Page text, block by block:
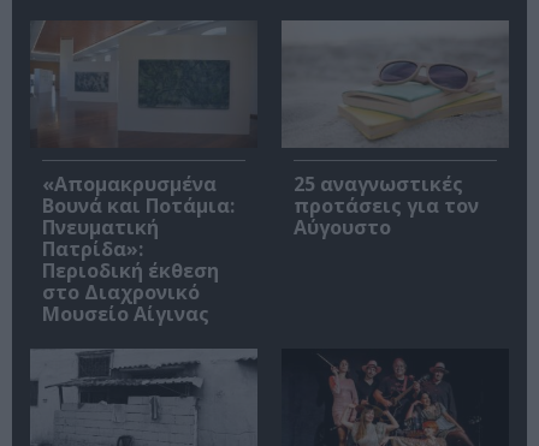
«Απομακρυσμένα
Βουνά και Ποτάμια:
Πνευματική
Πατρίδα»:
Περιοδική έκθεση
στο Διαχρονικό
Μουσείο Αίγινας
25 αναγνωστικές
προτάσεις για τον
Αύγουστο